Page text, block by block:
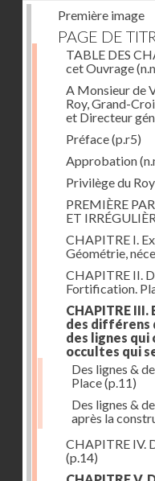
Première image
PAGE DE
TABLE DES
cet Ouvrage
A Monsieur de
Roy, Grand-
et Directeur
Préface(p.r5)
Approbation
Privilège du Roy
PREMIÈRE
ET
CHAPITRE I.
Géométrie,
CHAPITRE II.
Fortification.
CHAPITRE
des différens
des lignes qui
occultes qui
Des lignes &
Place(p.11)
Des lignes &
après la
CHAPITRE IV.
(p.14)